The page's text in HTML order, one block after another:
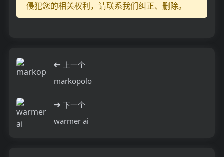
侵犯您的相关权利，请联系我们纠正、删除。
上一个
markopolo
下一个
warmer ai